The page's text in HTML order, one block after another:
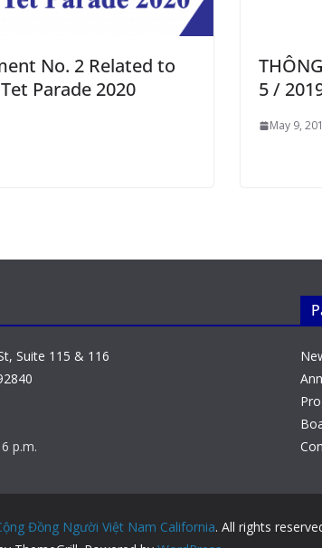
No. 2 Related to
Parade 2020
5 /
May 9,
Suite 115 & 116
p.m.
Đồng Người Việt Nam California. All rights